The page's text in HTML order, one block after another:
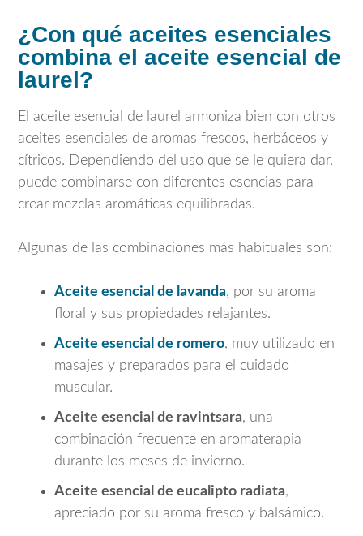
¿Con qué aceites esenciales
combina el aceite esencial de
laurel?
El aceite esencial de laurel armoniza bien con otros
aceites esenciales de aromas frescos, herbáceos y
cítricos. Dependiendo del uso que se le quiera dar,
puede combinarse con diferentes esencias para
crear mezclas aromáticas equilibradas.
Algunas de las combinaciones más habituales son:
Aceite esencial de lavanda, por su aroma
floral y sus propiedades relajantes.
Aceite esencial de romero, muy utilizado en
masajes y preparados para el cuidado
muscular.
Aceite esencial de ravintsara, una
combinación frecuente en aromaterapia
durante los meses de invierno.
Aceite esencial de eucalipto radiata,
apreciado por su aroma fresco y balsámico.